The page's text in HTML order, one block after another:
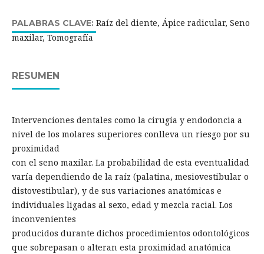
PALABRAS CLAVE: Raíz del diente, Ápice radicular, Seno
maxilar, Tomografía
RESUMEN
Intervenciones dentales como la cirugía y endodoncia a
nivel de los molares superiores conlleva un riesgo por su
proximidad
con el seno maxilar. La probabilidad de esta eventualidad
varía dependiendo de la raíz (palatina, mesiovestibular o
distovestibular), y de sus variaciones anatómicas e
individuales ligadas al sexo, edad y mezcla racial. Los
inconvenientes
producidos durante dichos procedimientos odontológicos
que sobrepasan o alteran esta proximidad anatómica